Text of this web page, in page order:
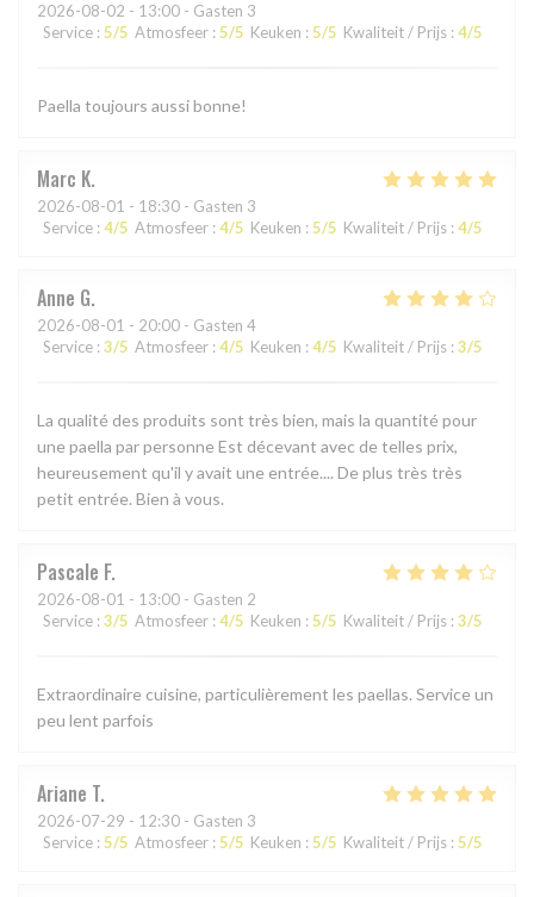
2026-08-02 - 13:00 - Gasten 3
Service : 5/5 Atmosfeer : 5/5 Keuken : 5/5 Kwaliteit / Prijs : 4/5
Paella toujours aussi bonne!
Marc K
2026-08-01 - 18:30 - Gasten 3
Service : 4/5 Atmosfeer : 4/5 Keuken : 5/5 Kwaliteit / Prijs : 4/5
Anne G
2026-08-01 - 20:00 - Gasten 4
Service : 3/5 Atmosfeer : 4/5 Keuken : 4/5 Kwaliteit / Prijs : 3/5
La qualité des produits sont très bien, mais la quantité pour
une paella par personne Est décevant avec de telles prix,
heureusement qu'il y avait une entrée.... De plus très très
petit entrée. Bien à vous.
Pascale F
2026-08-01 - 13:00 - Gasten 2
Service : 3/5 Atmosfeer : 4/5 Keuken : 5/5 Kwaliteit / Prijs : 3/5
Extraordinaire cuisine, particulièrement les paellas. Service un
peu lent parfois
Ariane T
2026-07-29 - 12:30 - Gasten 3
Service : 5/5 Atmosfeer : 5/5 Keuken : 5/5 Kwaliteit / Prijs : 5/5